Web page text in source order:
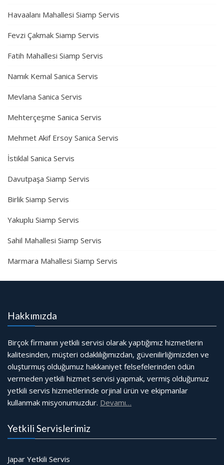
Havaalanı Mahallesi Siamp Servis
Fevzi Çakmak Siamp Servis
Fatih Mahallesi Siamp Servis
Namık Kemal Sanica Servis
Mevlana Sanica Servis
Mehterçeşme Sanica Servis
Mehmet Akif Ersoy Sanica Servis
İstiklal Sanica Servis
Davutpaşa Siamp Servis
Birlik Siamp Servis
Yakuplu Siamp Servis
Sahil Mahallesi Siamp Servis
Marmara Mahallesi Siamp Servis
Hakkımızda
Birçok firmanın yetkili servisi olarak yaptığımız hizmetlerin
kalitesinden, müşteri odaklılığımızdan, güvenilirliğimizden ve
oluşturmuş olduğumuz hakkaniyet felsefelerinden ödün
vermeden yetkili hizmet servisi yapmak, vermiş olduğumuz
yetkili servis hizmetlerinde orjinal ürün ve ekipmanlar
kullanmak misyonumuzdur. Devamı…
Yetkili Servislerimiz
Japar Yetkili Servis